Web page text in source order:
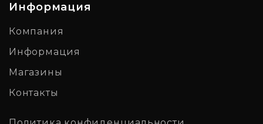
Информация
Компания
Информация
Магазины
Контакты